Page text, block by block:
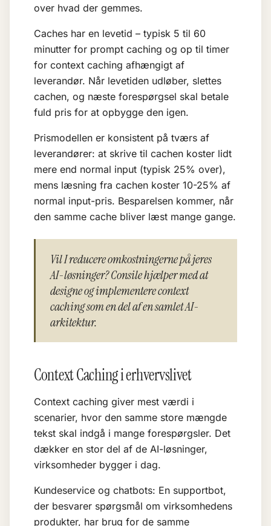
over hvad der gemmes.
Caches har en levetid – typisk 5 til 60
minutter for prompt caching og op til timer
for context caching afhængigt af
leverandør. Når levetiden udløber, slettes
cachen, og næste forespørgsel skal betale
fuld pris for at opbygge den igen.
Prismodellen er konsistent på tværs af
leverandører: at skrive til cachen koster lidt
mere end normal input (typisk 25% over),
mens læsning fra cachen koster 10-25% af
normal input-pris. Besparelsen kommer, når
den samme cache bliver læst mange gange.
Vil I reducere omkostningerne på jeres
AI-løsninger? Consile hjælper med at
designe og implementere context
caching som en del af en samlet AI-
arkitektur.
Context Caching i erhvervslivet
Context caching giver mest værdi i
scenarier, hvor den samme store mængde
tekst skal indgå i mange forespørgsler. Det
dækker en stor del af de AI-løsninger,
virksomheder bygger i dag.
Kundeservice og chatbots: En supportbot,
der besvarer spørgsmål om virksomhedens
produkter, har brug for de samme